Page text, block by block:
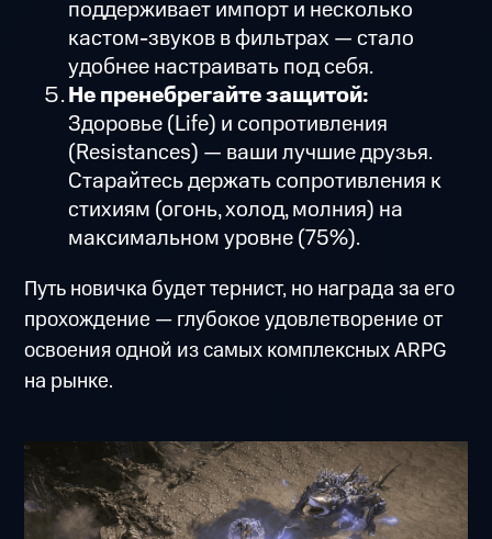
поддерживает импорт и несколько
кастом-звуков в фильтрах — стало
удобнее настраивать под себя.
Не пренебрегайте защитой:
Здоровье (Life) и сопротивления
(Resistances) — ваши лучшие друзья.
Старайтесь держать сопротивления к
стихиям (огонь, холод, молния) на
максимальном уровне (75%).
Путь новичка будет тернист, но награда за его
прохождение — глубокое удовлетворение от
освоения одной из самых комплексных ARPG
на рынке.